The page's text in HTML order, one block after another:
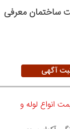
ساختمان معرفی
آگهی
انواع لوله و